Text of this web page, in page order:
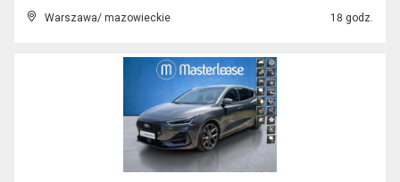
Warszawa/ mazowieckie 18 godz.